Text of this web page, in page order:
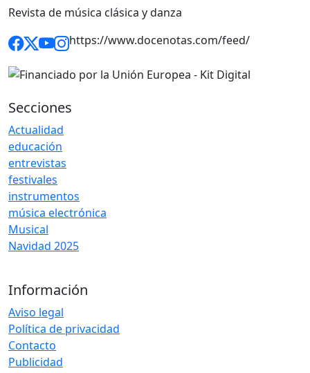
Revista de música clásica y danza
https://www.docenotas.com/feed/
Secciones
Actualidad
educación
entrevistas
festivales
instrumentos
música electrónica
Musical
Navidad 2025
Información
Aviso legal
Política de privacidad
Contacto
Publicidad